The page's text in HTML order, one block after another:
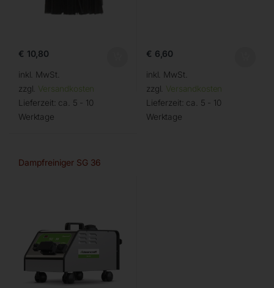
€ 10,80
inkl. MwSt.
zzgl. Versandkosten
Lieferzeit: ca. 5 - 10
Werktage
€ 6,60
inkl. MwSt.
zzgl. Versandkosten
Lieferzeit: ca. 5 - 10
Werktage
Dampfreiniger SG 36